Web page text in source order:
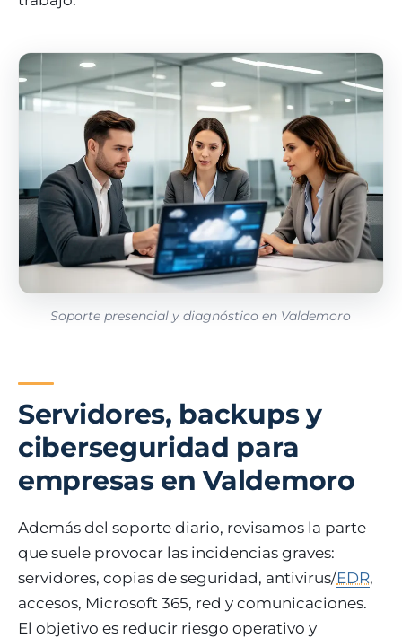
Soporte presencial y diagnóstico en Valdemoro
Servidores, backups y
ciberseguridad para
empresas en Valdemoro
Además del soporte diario, revisamos la parte
que suele provocar las incidencias graves:
servidores, copias de seguridad, antivirus/EDR,
accesos, Microsoft 365, red y comunicaciones.
El objetivo es reducir riesgo operativo y